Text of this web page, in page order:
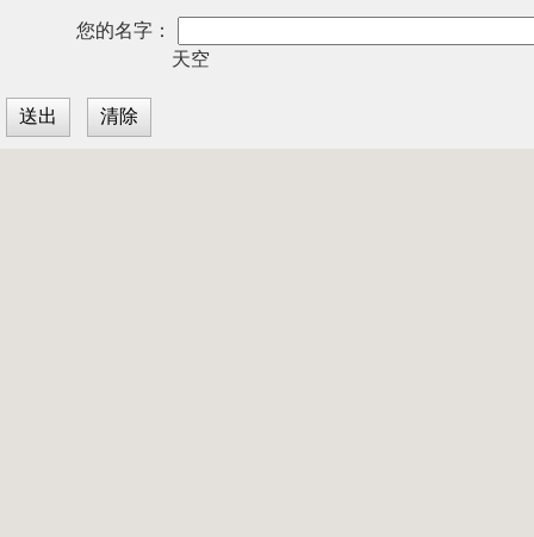
您的名字：
天空